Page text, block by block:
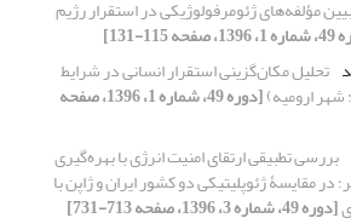
مؤلفه‌های ژئومرفولوژیکی در استقرار رژیم
115-131]
تحلیل مکان‌گزینی استقرار انسانی در شرایط
شهر ارومیه) [دوره 49، شماره 1، 1396، صفحه
بررسی تطبیقی ارتقای امنیت انرژی با بهره‌گیری
در مقایسۀ ژئوپلیتیکی دو کشور ایران و ژاپن با
[دوره 49، شماره 3، 1396، صفحه 713-731]